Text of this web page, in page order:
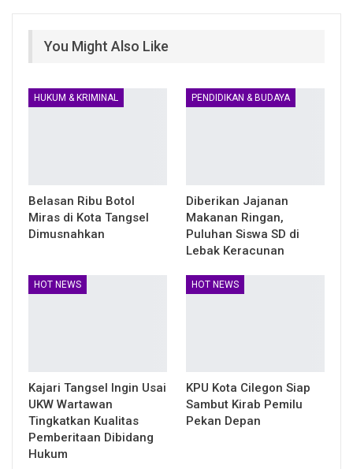
You Might Also Like
HUKUM & KRIMINAL
Belasan Ribu Botol
Miras di Kota Tangsel
Dimusnahkan
PENDIDIKAN & BUDAYA
Diberikan Jajanan
Makanan Ringan,
Puluhan Siswa SD di
Lebak Keracunan
HOT NEWS
Kajari Tangsel Ingin Usai
UKW Wartawan
Tingkatkan Kualitas
Pemberitaan Dibidang
Hukum
HOT NEWS
KPU Kota Cilegon Siap
Sambut Kirab Pemilu
Pekan Depan